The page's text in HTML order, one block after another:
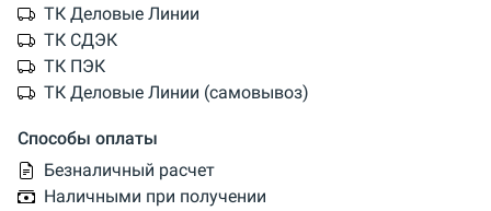
ТК Деловые Линии
ТК СДЭК
ТК ПЭК
ТК Деловые Линии (самовывоз)
Способы оплаты
Безналичный расчет
Наличными при получении